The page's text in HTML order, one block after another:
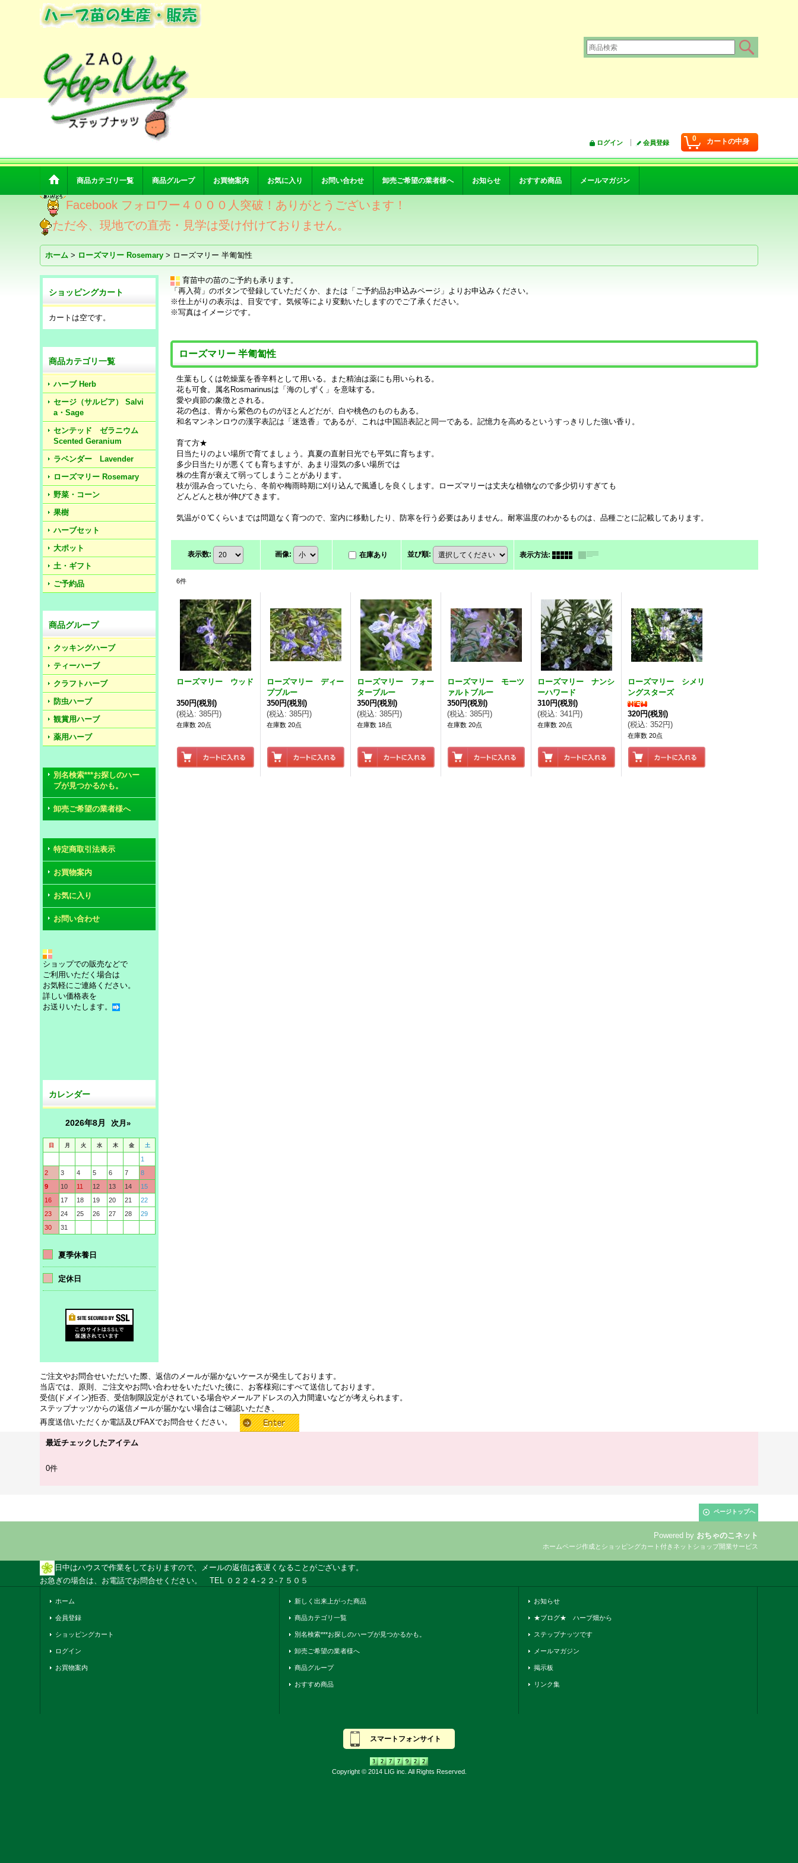
0 カートの中身
ログイン 会員登録
商品カテゴリ一覧 商品グループ お買物案内 お気に入り お問い合わせ 卸売ご希望の業者様へ お知らせ おすすめ商品 メールマガジン
Facebook フォロワー４０００人突破！ありがとうございます！
ただ今、現地での直売・見学は受け付けておりません。
ホーム > ローズマリー Rosemary > ローズマリー 半匍匐性
ショッピングカート
カートは空です。
商品カテゴリ一覧
ハーブ Herb
セージ（サルビア） Salvi
a・Sage
センテッド ゼラニウム
Scented Geranium
ラベンダー Lavender
ローズマリー Rosemary
野菜・コーン
果樹
ハーブセット
大ポット
土・ギフト
ご予約品
商品グループ
クッキングハーブ
ティーハーブ
クラフトハーブ
防虫ハーブ
観賞用ハーブ
薬用ハーブ
別名検索***お探しのハー
ブが見つかるかも。
卸売ご希望の業者様へ
特定商取引法表示
お買物案内
お気に入り
お問い合わせ
ショップでの販売などで
ご利用いただく場合は
お気軽にご連絡ください。
詳しい価格表を
お送りいたします。
カレンダー
2026年8月 次月»
日 月 火 水 木 金 土
1
2
3 4 5 6 7
8
9
10 11 12 13 14
15
16
17 18 19 20 21
22
23
24 25 26 27 28
29
30
31
夏季休養日
定休日
育苗中の苗のご予約も承ります。
「再入荷」のボタンで登録していただくか、または「ご予約品お申込みページ」よりお申込みください。
※仕上がりの表示は、目安です。気候等により変動いたしますのでご了承ください。
※写真はイメージです。
ローズマリー 半匍匐性
生葉もしくは乾燥葉を香辛料として用いる。また精油は薬にも用いられる。
花も可食。属名Rosmarinusは「海のしずく」を意味する。
愛や貞節の象徴とされる。
花の色は、青から紫色のものがほとんどだが、白や桃色のものもある。
和名マンネンロウの漢字表記は「迷迭香」であるが、これは中国語表記と同一である。記憶力を高めるというすっきりした強い香り。
育て方★
日当たりのよい場所で育てましょう。真夏の直射日光でも平気に育ちます。
多少日当たりが悪くても育ちますが、あまり湿気の多い場所では
株の生育が衰えて弱ってしまうことがあります。
枝が混み合っていたら、冬前や梅雨時期に刈り込んで風通しを良くします。ローズマリーは丈夫な植物なので多少切りすぎても
どんどんと枝が伸びてきます。
気温が０℃くらいまでは問題なく育つので、室内に移動したり、防寒を行う必要はありません。耐寒温度のわかるものは、品種ごとに記載してあります。
表示数: 画像: 在庫あり 並び順: 表示方法:
6件
ローズマリー ウッド
350円(税別)
(税込: 385円)
在庫数 20点
ローズマリー ディー
プブルー
350円(税別)
(税込: 385円)
在庫数 20点
ローズマリー フォー
ターブルー
350円(税別)
(税込: 385円)
在庫数 18点
ローズマリー モーツ
ァルトブルー
350円(税別)
(税込: 385円)
在庫数 20点
ローズマリー ナンシ
ーハワード
310円(税別)
(税込: 341円)
在庫数 20点
ローズマリー シメリ
ングスターズ
320円(税別)
(税込: 352円)
在庫数 20点
ご注文やお問合せいただいた際、返信のメールが届かないケースが発生しております。
当店では、原則、ご注文やお問い合わせをいただいた後に、お客様宛にすべて送信しております。
受信(ドメイン)拒否、受信制限設定がされている場合やメールアドレスの入力間違いなどが考えられます。
ステップナッツからの返信メールが届かない場合はご確認いただき、
再度送信いただくか電話及びFAXでお問合せください。
最近チェックしたアイテム
0件
ページトップへ
Powered by おちゃのこネット
ホームページ作成とショッピングカート付きネットショップ開業サービス
日中はハウスで作業をしておりますので、メールの返信は夜遅くなることがございます。
お急ぎの場合は、お電話でお問合せください。 TEL ０２２４-２２-７５０５
ホーム
会員登録
ショッピングカート
ログイン
お買物案内
新しく出来上がった商品
商品カテゴリ一覧
別名検索***お探しのハーブが見つかるかも。
卸売ご希望の業者様へ
商品グループ
おすすめ商品
お知らせ
★ブログ★ ハーブ畑から
ステップナッツです
メールマガジン
掲示板
リンク集
スマートフォンサイト
Copyright © 2014 LIG inc. All Rights Reserved.